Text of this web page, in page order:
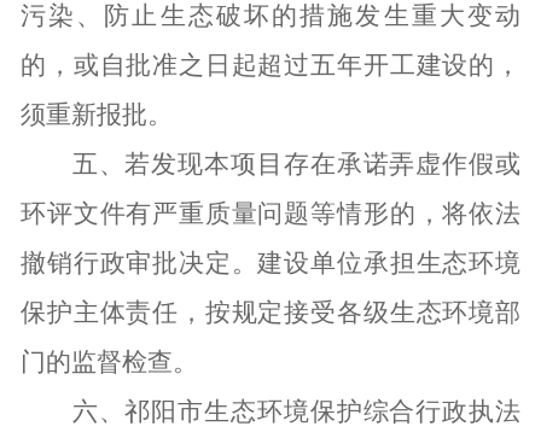
污染、防止生态破坏的措施发生重大变动
的，或自批准之日起超过五年开工建设的，
须重新报批。
五、若发现本项目存在承诺弄虚作假或
环评文件有严重质量问题等情形的，将依法
撤销行政审批决定。建设单位承担生态环境
保护主体责任，按规定接受各级生态环境部
门的监督检查。
六、祁阳市生态环境保护综合行政执法